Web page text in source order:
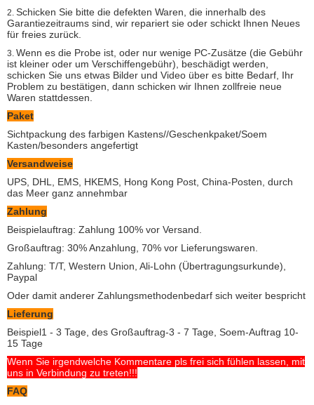
2. Schicken Sie bitte die defekten Waren, die innerhalb des
Garantiezeitraums sind, wir repariert sie oder schickt Ihnen Neues
für freies zurück.
3. Wenn es die Probe ist, oder nur wenige PC-Zusätze (die Gebühr
ist kleiner oder um Verschiffengebühr), beschädigt werden,
schicken Sie uns etwas Bilder und Video über es bitte Bedarf, Ihr
Problem zu bestätigen, dann schicken wir Ihnen zollfreie neue
Waren stattdessen.
Paket
Sichtpackung des farbigen Kastens//Geschenkpaket/Soem
Kasten/besonders angefertigt
Versandweise
UPS, DHL, EMS, HKEMS, Hong Kong Post, China-Posten, durch
das Meer ganz annehmbar
Zahlung
Beispielauftrag: Zahlung 100% vor Versand.
Großauftrag: 30% Anzahlung, 70% vor Lieferungswaren.
Zahlung: T/T, Western Union, Ali-Lohn (Übertragungsurkunde),
Paypal
Oder damit anderer Zahlungsmethodenbedarf sich weiter bespricht
Lieferung
Beispiel1 - 3 Tage, des Großauftrag-3 - 7 Tage, Soem-Auftrag 10-
15 Tage
Wenn Sie irgendwelche Kommentare pls frei sich fühlen lassen, mit
uns in Verbindung zu treten!!!
FAQ